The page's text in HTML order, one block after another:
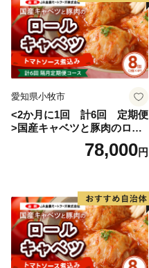
愛知県小牧市
<2か月に1回 計6回 定期便
>国産キャベツと豚肉のロー
ルキャベツ（4P入り）
78,000円